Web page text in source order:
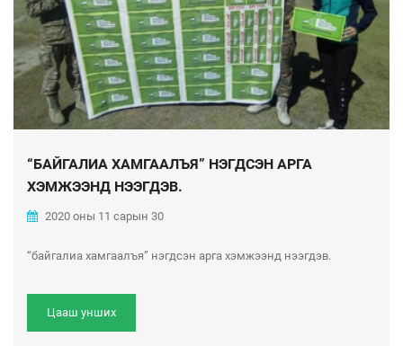
“БАЙГАЛИА ХАМГААЛЪЯ” НЭГДСЭН АРГА
ХЭМЖЭЭНД НЭЭГДЭВ.
2020 оны 11 сарын 30
“байгалиа хамгаалъя” нэгдсэн арга хэмжээнд нээгдэв.
Цааш унших